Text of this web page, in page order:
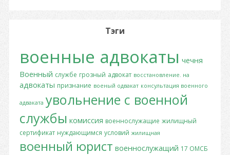
Тэги
военные адвокаты чечня
Военный службе грозный адвокат восстановление. на
адвокаты признание военый одвакат консультация военного
адваката увольнение с военной
службы комиссия военнослужащие жилищный
сертификат нуждающимся условий жилищная
военный юрист военнослужащий 17 ОМСБ